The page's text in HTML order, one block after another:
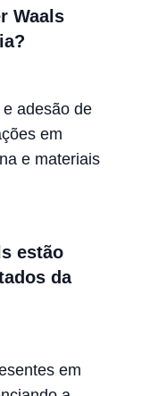
Waals
adesão de
em
e materiais
estão
da
em